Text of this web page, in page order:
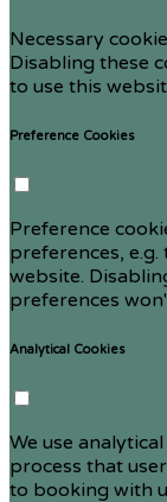
Necessary
Disabling these
to use this
Preference Cookies
Preference
preferences,
website.
preferences
Analytical Cookies
We use
process that
to booking with